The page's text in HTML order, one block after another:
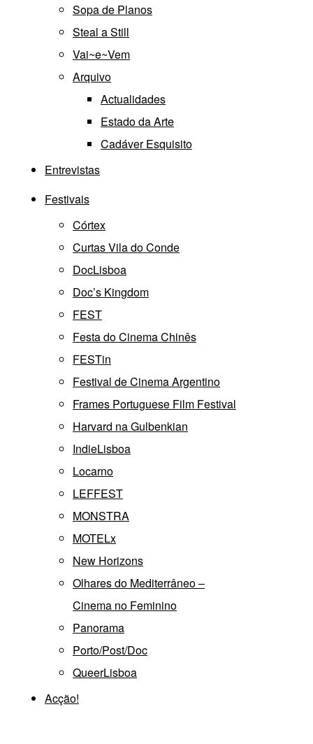
Sopa de Planos
Steal a Still
Vai~e~Vem
Arquivo
Actualidades
Estado da Arte
Cadáver Esquisito
Entrevistas
Festivais
Córtex
Curtas Vila do Conde
DocLisboa
Doc’s Kingdom
FEST
Festa do Cinema Chinês
FESTin
Festival de Cinema Argentino
Frames Portuguese Film Festival
Harvard na Gulbenkian
IndieLisboa
Locarno
LEFFEST
MONSTRA
MOTELx
New Horizons
Olhares do Mediterrâneo –
Cinema no Feminino
Panorama
Porto/Post/Doc
QueerLisboa
Acção!